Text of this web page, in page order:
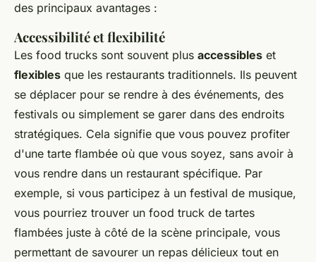
des principaux avantages :
Accessibilité et flexibilité
Les food trucks sont souvent plus accessibles et
flexibles que les restaurants traditionnels. Ils peuvent
se déplacer pour se rendre à des événements, des
festivals ou simplement se garer dans des endroits
stratégiques. Cela signifie que vous pouvez profiter
d'une tarte flambée où que vous soyez, sans avoir à
vous rendre dans un restaurant spécifique. Par
exemple, si vous participez à un festival de musique,
vous pourriez trouver un food truck de tartes
flambées juste à côté de la scène principale, vous
permettant de savourer un repas délicieux tout en